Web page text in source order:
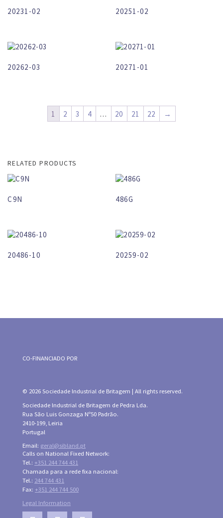
20231-02 20251-02
20262-03 20271-01
1 2 3 4 … 20 21 22 →
RELATED PRODUCTS
C9N 486G
20486-10 20259-02
CO-FINANCIADO POR
© 2026 Sociedade Industrial de Britagem | All rights reserved.
Sociedade Industrial de Britagem de Pedra Lda.
Rua São Luis Gonzaga Nº50 Padrão.
2410-199, Leiria
Portugal
Email: geral@sibland.pt
Calls on National Fixed Network:
Tel.: +351 244 744 431
Chamada para a rede fixa nacional:
Tel.: 244 744 431
Fax: +351 244 744 500
Legal Information